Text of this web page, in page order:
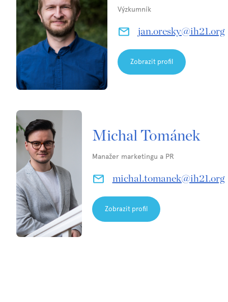
Výzkumník
jan.oresky@ih21.org
Zobrazit profil
Michal Tománek
Manažer marketingu a PR
michal.tomanek@ih21.org
Zobrazit profil